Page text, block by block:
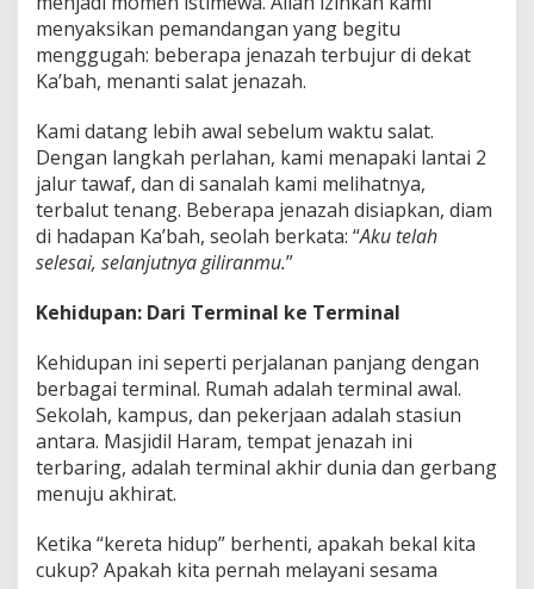
A
m
a
l
t
a
t
u
p
A
h
r
a
menyaksikan pemandangan yang begitu
menggugah: beberapa jenazah terbujur di dekat
Ka’bah, menanti salat jenazah.
Kami datang lebih awal sebelum waktu salat.
Dengan langkah perlahan, kami menapaki lantai 2
jalur tawaf, dan di sanalah kami melihatnya,
terbalut tenang. Beberapa jenazah disiapkan, diam
di hadapan Ka’bah, seolah berkata: “Aku telah
selesai, selanjutnya giliranmu.”
Kehidupan: Dari Terminal ke Terminal
Kehidupan ini seperti perjalanan panjang dengan
berbagai terminal. Rumah adalah terminal awal.
Sekolah, kampus, dan pekerjaan adalah stasiun
antara. Masjidil Haram, tempat jenazah ini
terbaring, adalah terminal akhir dunia dan gerbang
menuju akhirat.
Ketika “kereta hidup” berhenti, apakah bekal kita
cukup? Apakah kita pernah melayani sesama